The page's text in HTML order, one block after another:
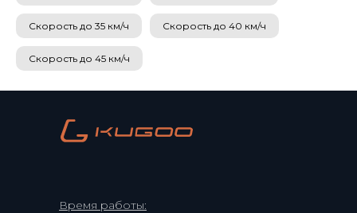
Скорость до 35 км/ч Скорость до 40 км/ч
Скорость до 45 км/ч
Время работы: